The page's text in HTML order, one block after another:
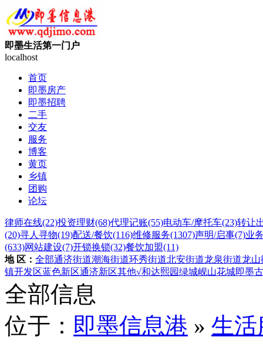
即墨生活第一门户
localhost
首页
即墨房产
即墨招聘
二手
交友
服务
博客
黄页
乡镇
团购
论坛
律师在线(22)投资理财(68)代理记账(55)电动车/摩托车(23)转让
(20)寻人寻物(19)配送/餐饮(116)维修服务(1307)声明/启事(7)业
(633)网站建设(7)开锁换锁(32)餐饮加盟(11)
地 区： 全部通济街道潮海街道环秀街道北安街道龙泉街道龙山
镇开发区蓝色新区通济新区其他√和达熙园绿城岘山花城即墨
全部信息
位于： 即墨信息港 » 生活